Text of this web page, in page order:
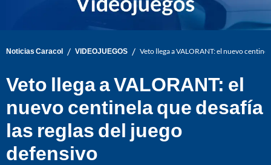
Noticias Caracol / VIDEOJUEGOS / Veto llega a VALORANT: el nuevo
Veto llega a VALORANT: el
nuevo centinela que desafía
las reglas del juego
defensivo